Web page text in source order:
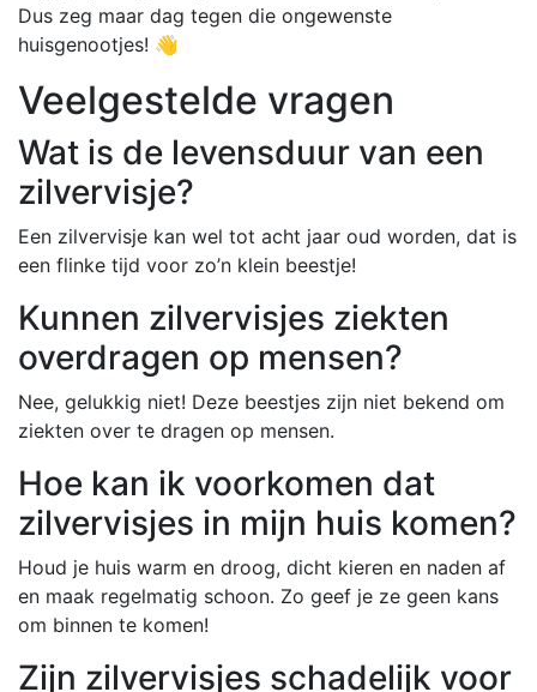
Dus zeg maar dag tegen die ongewenste
huisgenootjes! 👋
Veelgestelde vragen
Wat is de levensduur van een
zilvervisje?
Een zilvervisje kan wel tot acht jaar oud worden, dat is
een flinke tijd voor zo’n klein beestje!
Kunnen zilvervisjes ziekten
overdragen op mensen?
Nee, gelukkig niet! Deze beestjes zijn niet bekend om
ziekten over te dragen op mensen.
Hoe kan ik voorkomen dat
zilvervisjes in mijn huis komen?
Houd je huis warm en droog, dicht kieren en naden af
en maak regelmatig schoon. Zo geef je ze geen kans
om binnen te komen!
Zijn zilvervisjes schadelijk voor